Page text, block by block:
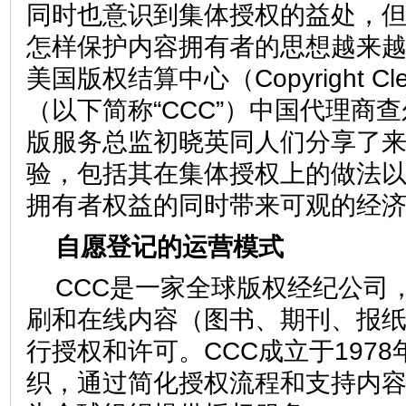
同时也意识到集体授权的益处，
怎样保护内容拥有者的思想越来
美国版权结算中心（Copyright
（以下简称“CCC”）中国代理商
版服务总监初晓英同人们分享了
验，包括其在集体授权上的做法
拥有者权益的同时带来可观的经
自愿登记的运营模式
CCC是一家全球版权经纪公司
刷和在线内容（图书、期刊、报
行授权和许可。CCC成立于1978
织，通过简化授权流程和支持内